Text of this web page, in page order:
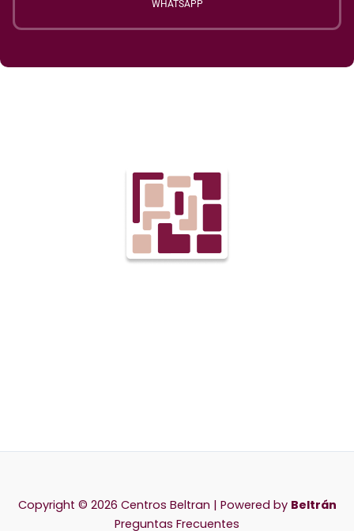
WHATSAPP
Copyright © 2026 Centros Beltran | Powered by Beltrán
Preguntas Frecuentes